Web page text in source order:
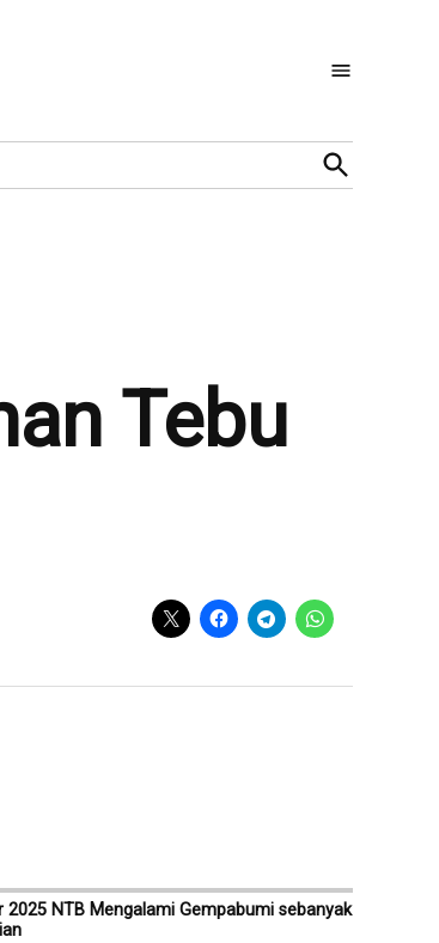
Open
Search
Tebu
2025 NTB Mengalami Gempabumi sebanyak